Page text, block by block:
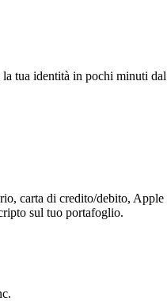
tua identità in pochi minuti dal
carta di credito/debito, Apple
sul tuo portafoglio.